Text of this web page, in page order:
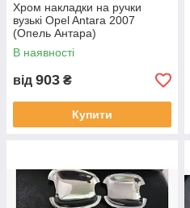
Хром накладки на ручки
вузькі Opel Antara 2007
(Опель Антара)
В наявності
від 903 ₴
Купити